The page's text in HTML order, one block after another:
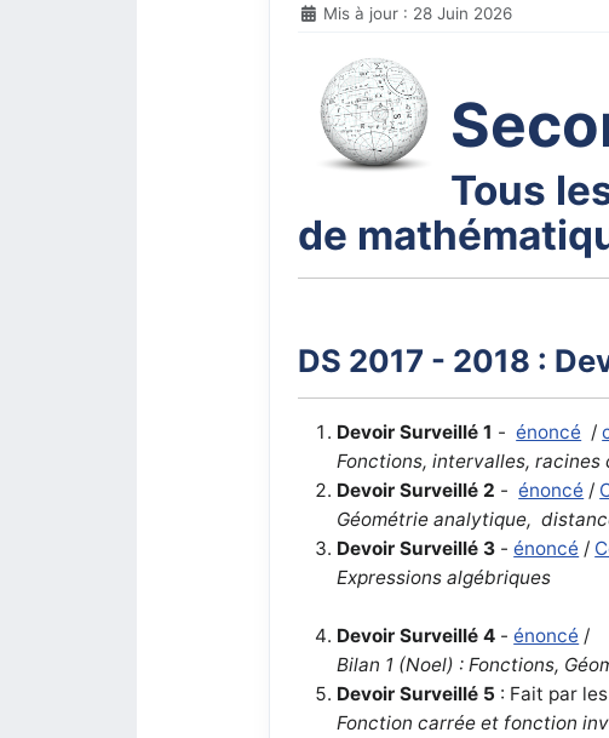
Mis à jour : 28 Juin 2026
Tous
de
DS 2017 - 2018 :
Devoir Surveillé 1 -énoncé /
Fonctions, intervalles, racines
Devoir Surveillé 2 -énoncé /
Géométrie analytique,
Devoir Surveillé 3 -énoncé /
Expressions algébriques
Devoir Surveillé 4 -énoncé /
Bilan 1 (Noel) : Fonctions,
Devoir Surveillé 5 : Fait par
Fonction carrée et fonction